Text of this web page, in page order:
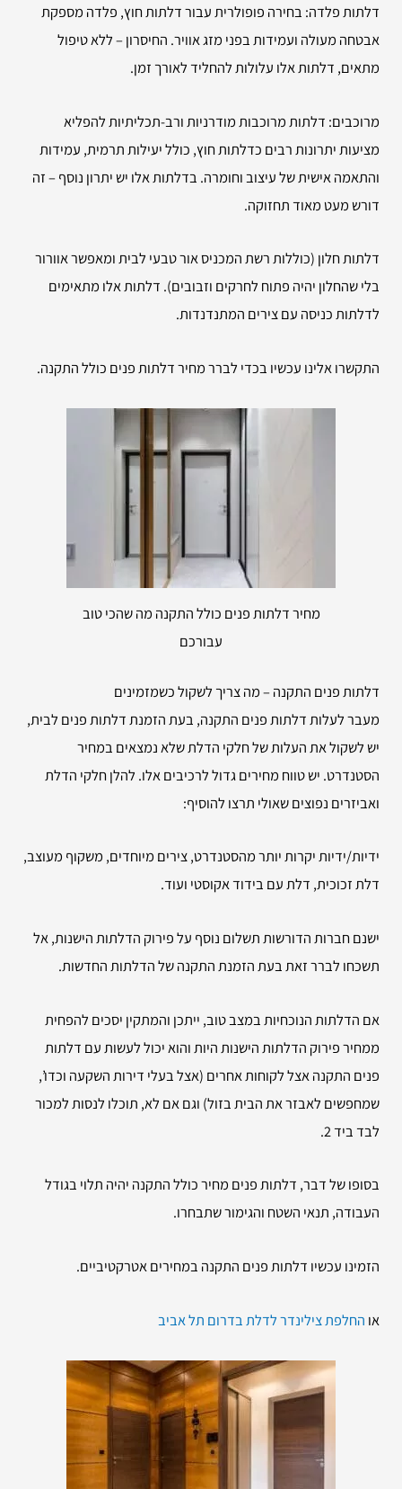
דלתות פלדה: בחירה פופולרית עבור דלתות חוץ, פלדה מספקת
אבטחה מעולה ועמידות בפני מזג אוויר. החיסרון – ללא טיפול
מתאים, דלתות אלו עלולות להחליד לאורך זמן.
מרוכבים: דלתות מרוכבות מודרניות ורב-תכליתיות להפליא
מציעות יתרונות רבים כדלתות חוץ, כולל יעילות תרמית, עמידות
והתאמה אישית של עיצוב וחומרה. בדלתות אלו יש יתרון נוסף – זה
דורש מעט מאוד תחזוקה.
דלתות חלון (כוללות רשת המכניס אור טבעי לבית ומאפשר אוורור
בלי שהחלון יהיה פתוח לחרקים וזבובים). דלתות אלו מתאימים
לדלתות כניסה עם צירים המתנדנדות.
התקשרו אלינו עכשיו בכדי לברר מחיר דלתות פנים כולל התקנה.
מחיר דלתות פנים כולל התקנה מה שהכי טוב
עבורכם
דלתות פנים התקנה – מה צריך לשקול כשמזמינים
מעבר לעלות דלתות פנים התקנה, בעת הזמנת דלתות פנים לבית,
יש לשקול את העלות של חלקי הדלת שלא נמצאים במחיר
הסטנדרט. יש טווח מחירים גדול לרכיבים אלו. להלן חלקי הדלת
ואביזרים נפוצים שאולי תרצו להוסיף:
ידיות/ידיות יקרות יותר מהסטנדרט, צירים מיוחדים, משקוף מעוצב,
דלת זכוכית, דלת עם בידוד אקוסטי ועוד.
ישנם חברות הדורשות תשלום נוסף על פירוק הדלתות הישנות, אל
תשכחו לברר זאת בעת הזמנת התקנה של הדלתות החדשות.
אם הדלתות הנוכחיות במצב טוב, ייתכן והמתקין יסכים להפחית
ממחיר פירוק הדלתות הישנות היות והוא יכול לעשות עם דלתות
פנים התקנה אצל לקוחות אחרים (אצל בעלי דירות השקעה וכדו’,
שמחפשים לאבזר את הבית בזול) וגם אם לא, תוכלו לנסות למכור
לבד ביד 2.
בסופו של דבר, דלתות פנים מחיר כולל התקנה יהיה תלוי בגודל
העבודה, תנאי השטח והגימור שתבחרו.
הזמינו עכשיו דלתות פנים התקנה במחירים אטרקטיביים.
או החלפת צילינדר לדלת בדרום תל אביב